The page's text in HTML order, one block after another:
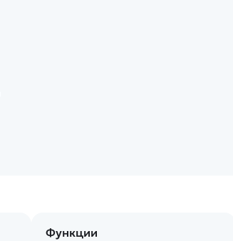
Функции